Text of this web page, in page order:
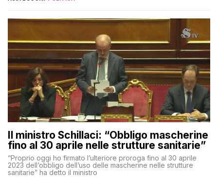
Il ministro Schillaci: “Obbligo mascherine
fino al 30 aprile nelle strutture sanitarie”
“Proprio oggi ho firmato l’ulteriore proroga fino al 30 aprile
2023 dell’obbligo dell’uso delle mascherine nelle strutture
sanitarie” ha detto il ministro